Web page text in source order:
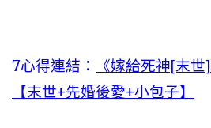
7心得連結：
《嫁給死神[末
【末世+先婚後愛+小包子】